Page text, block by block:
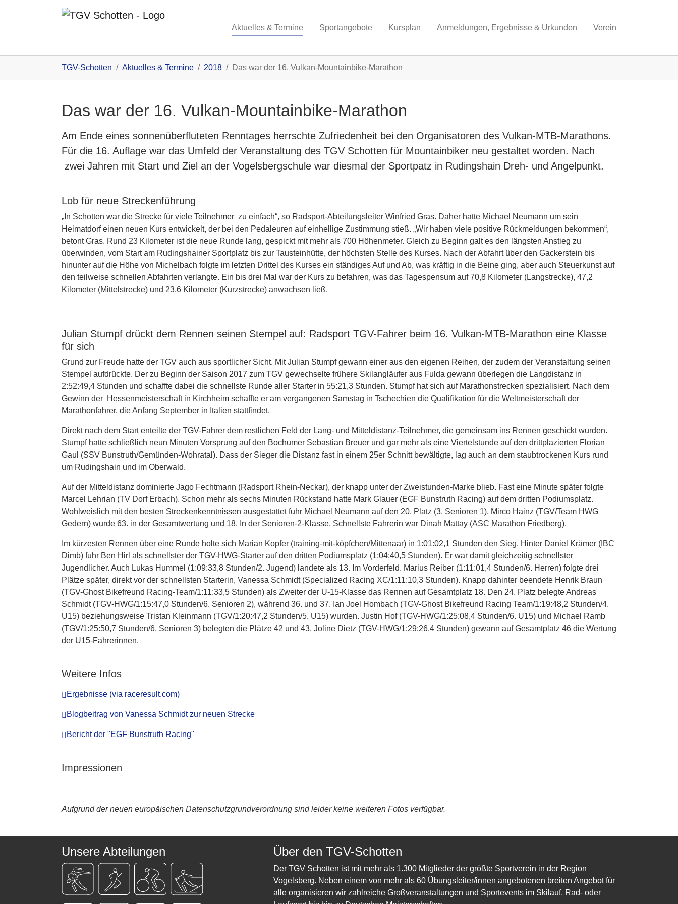
Aktuelles & Termine Sportangebote Kursplan Anmeldungen, Ergebnisse & Urkunden Verein
TGV-Schotten Aktuelles & Termine 2018 Das war der 16. Vulkan-Mountainbike-Marathon
Das war der 16. Vulkan-Mountainbike-Marathon
Am Ende eines sonnenüberfluteten Renntages herrschte Zufriedenheit bei den Organisatoren des Vulkan-MTB-Marathons.
Für die 16. Auflage war das Umfeld der Veranstaltung des TGV Schotten für Mountainbiker neu gestaltet worden. Nach
zwei Jahren mit Start und Ziel an der Vogelsbergschule war diesmal der Sportpatz in Rudingshain Dreh- und Angelpunkt.
Lob für neue Streckenführung
„In Schotten war die Strecke für viele Teilnehmer zu einfach“, so Radsport-Abteilungsleiter Winfried Gras. Daher hatte Michael Neumann um sein
Heimatdorf einen neuen Kurs entwickelt, der bei den Pedaleuren auf einhellige Zustimmung stieß. „Wir haben viele positive Rückmeldungen bekommen“,
betont Gras. Rund 23 Kilometer ist die neue Runde lang, gespickt mit mehr als 700 Höhenmeter. Gleich zu Beginn galt es den längsten Anstieg zu
überwinden, vom Start am Rudingshainer Sportplatz bis zur Tausteinhütte, der höchsten Stelle des Kurses. Nach der Abfahrt über den Gackerstein bis
hinunter auf die Höhe von Michelbach folgte im letzten Drittel des Kurses ein ständiges Auf und Ab, was kräftig in die Beine ging, aber auch Steuerkunst auf
den teilweise schnellen Abfahrten verlangte. Ein bis drei Mal war der Kurs zu befahren, was das Tagespensum auf 70,8 Kilometer (Langstrecke), 47,2
Kilometer (Mittelstrecke) und 23,6 Kilometer (Kurzstrecke) anwachsen ließ.
Julian Stumpf drückt dem Rennen seinen Stempel auf: Radsport TGV-Fahrer beim 16. Vulkan-MTB-Marathon eine Klasse
für sich
Grund zur Freude hatte der TGV auch aus sportlicher Sicht. Mit Julian Stumpf gewann einer aus den eigenen Reihen, der zudem der Veranstaltung seinen
Stempel aufdrückte. Der zu Beginn der Saison 2017 zum TGV gewechselte frühere Skilangläufer aus Fulda gewann überlegen die Langdistanz in
2:52:49,4 Stunden und schaffte dabei die schnellste Runde aller Starter in 55:21,3 Stunden. Stumpf hat sich auf Marathonstrecken spezialisiert. Nach dem
Gewinn der Hessenmeisterschaft in Kirchheim schaffte er am vergangenen Samstag in Tschechien die Qualifikation für die Weltmeisterschaft der
Marathonfahrer, die Anfang September in Italien stattfindet.
Direkt nach dem Start enteilte der TGV-Fahrer dem restlichen Feld der Lang- und Mitteldistanz-Teilnehmer, die gemeinsam ins Rennen geschickt wurden.
Stumpf hatte schließlich neun Minuten Vorsprung auf den Bochumer Sebastian Breuer und gar mehr als eine Viertelstunde auf den drittplazierten Florian
Gaul (SSV Bunstruth/Gemünden-Wohratal). Dass der Sieger die Distanz fast in einem 25er Schnitt bewältigte, lag auch an dem staubtrockenen Kurs rund
um Rudingshain und im Oberwald.
Auf der Mitteldistanz dominierte Jago Fechtmann (Radsport Rhein-Neckar), der knapp unter der Zweistunden-Marke blieb. Fast eine Minute später folgte
Marcel Lehrian (TV Dorf Erbach). Schon mehr als sechs Minuten Rückstand hatte Mark Glauer (EGF Bunstruth Racing) auf dem dritten Podiumsplatz.
Wohlweislich mit den besten Streckenkenntnissen ausgestattet fuhr Michael Neumann auf den 20. Platz (3. Senioren 1). Mirco Hainz (TGV/Team HWG
Gedern) wurde 63. in der Gesamtwertung und 18. In der Senioren-2-Klasse. Schnellste Fahrerin war Dinah Mattay (ASC Marathon Friedberg).
Im kürzesten Rennen über eine Runde holte sich Marian Kopfer (training-mit-köpfchen/Mittenaar) in 1:01:02,1 Stunden den Sieg. Hinter Daniel Krämer (IBC
Dimb) fuhr Ben Hirl als schnellster der TGV-HWG-Starter auf den dritten Podiumsplatz (1:04:40,5 Stunden). Er war damit gleichzeitig schnellster
Jugendlicher. Auch Lukas Hummel (1:09:33,8 Stunden/2. Jugend) landete als 13. Im Vorderfeld. Marius Reiber (1:11:01,4 Stunden/6. Herren) folgte drei
Plätze später, direkt vor der schnellsten Starterin, Vanessa Schmidt (Specialized Racing XC/1:11:10,3 Stunden). Knapp dahinter beendete Henrik Braun
(TGV-Ghost Bikefreund Racing-Team/1:11:33,5 Stunden) als Zweiter der U-15-Klasse das Rennen auf Gesamtplatz 18. Den 24. Platz belegte Andreas
Schmidt (TGV-HWG/1:15:47,0 Stunden/6. Senioren 2), während 36. und 37. Ian Joel Hombach (TGV-Ghost Bikefreund Racing Team/1:19:48,2 Stunden/4.
U15) beziehungsweise Tristan Kleinmann (TGV/1:20:47,2 Stunden/5. U15) wurden. Justin Hof (TGV-HWG/1:25:08,4 Stunden/6. U15) und Michael Ramb
(TGV/1:25:50,7 Stunden/6. Senioren 3) belegten die Plätze 42 und 43. Joline Dietz (TGV-HWG/1:29:26,4 Stunden) gewann auf Gesamtplatz 46 die Wertung
der U15-Fahrerinnen.
Weitere Infos
Ergebnisse (via raceresult.com)
Blogbeitrag von Vanessa Schmidt zur neuen Strecke
Bericht der "EGF Bunstruth Racing"
Impressionen
Aufgrund der neuen europäischen Datenschutzgrundverordnung sind leider keine weiteren Fotos verfügbar.
Unsere Abteilungen Über den TGV-Schotten
Der TGV Schotten ist mit mehr als 1.300 Mitglieder der größte Sportverein in der Region
Vogelsberg. Neben einem von mehr als 60 Übungsleiter/innen angebotenen breiten Angebot für
alle organisieren wir zahlreiche Großveranstaltungen und Sportevents im Skilauf, Rad- oder